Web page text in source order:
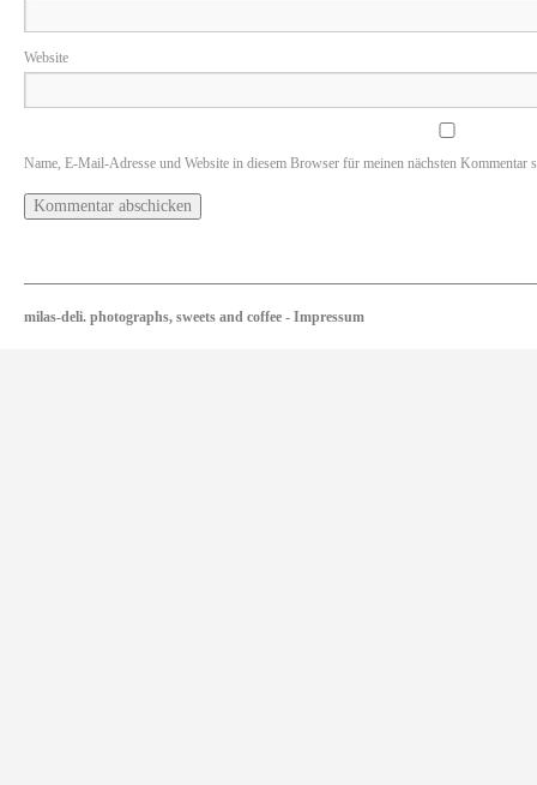
Website
Name, E-Mail-Adresse und Website in diesem Browser für meinen nächsten Kommentar
milas-deli. photographs, sweets and coffee - Impressum